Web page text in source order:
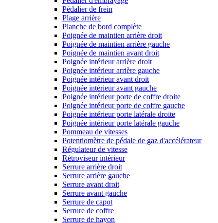
Pédalier de frein
Plage arrière
Planche de bord complète
Poignée de maintien arrière droit
Poignée de maintien arrière gauche
Poignée de maintien avant droit
Poignée intérieur arrière droit
Poignée intérieur arrière gauche
Poignée intérieur avant droit
Poignée intérieur avant gauche
Poignée intérieur porte de coffre droite
Poignée intérieur porte de coffre gauche
Poignée intérieur porte latérale droite
Poignée intérieur porte latérale gauche
Pommeau de vitesses
Potentiomètre de pédale de gaz d'accélérateur
Régulateur de vitesse
Rétroviseur intérieur
Serrure arrière droit
Serrure arrière gauche
Serrure avant droit
Serrure avant gauche
Serrure de capot
Serrure de coffre
Serrure de hayon